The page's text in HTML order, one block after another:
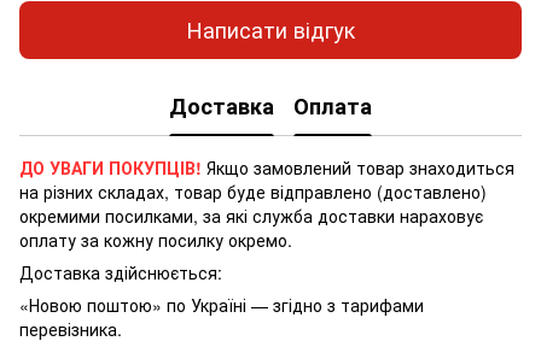
Написати відгук
Доставка Оплата
ДО УВАГИ ПОКУПЦІВ! Якщо замовлений товар знаходиться
на різних складах, товар буде відправлено (доставлено)
окремими посилками, за які служба доставки нараховує
оплату за кожну посилку окремо.
Доставка здійснюється:
«Новою поштою» по Україні — згідно з тарифами
перевізника.